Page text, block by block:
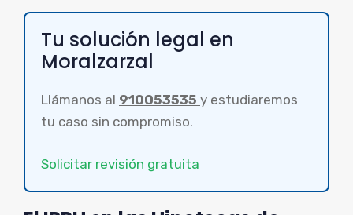
Tu solución legal en
Moralzarzal
Llámanos al 910053535 y estudiaremos
tu caso sin compromiso.
Solicitar revisión gratuita